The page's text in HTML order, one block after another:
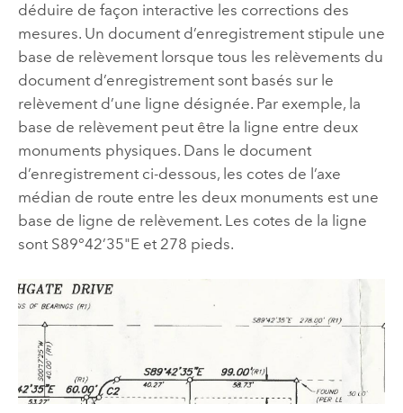
déduire de façon interactive les corrections des
mesures. Un document d’enregistrement stipule une
base de relèvement lorsque tous les relèvements du
document d’enregistrement sont basés sur le
relèvement d’une ligne désignée. Par exemple, la
base de relèvement peut être la ligne entre deux
monuments physiques. Dans le document
d’enregistrement ci-dessous, les cotes de l’axe
médian de route entre les deux monuments est une
base de ligne de relèvement. Les cotes de la ligne
sont S89°42’35"E et 278 pieds.